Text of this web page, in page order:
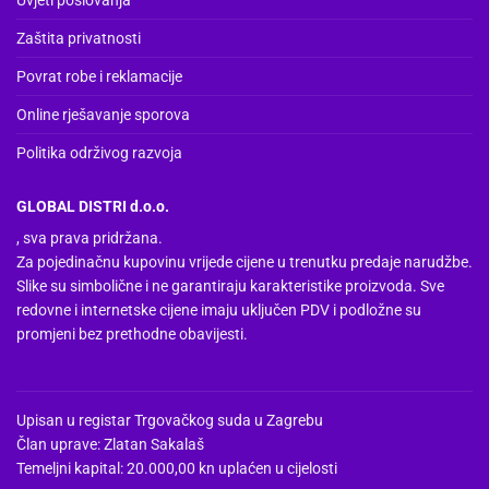
Zaštita privatnosti
Povrat robe i reklamacije
Online rješavanje sporova
Politika održivog razvoja
GLOBAL DISTRI d.o.o.
, sva prava pridržana.
Za pojedinačnu kupovinu vrijede cijene u trenutku predaje narudžbe.
Slike su simbolične i ne garantiraju karakteristike proizvoda. Sve
redovne i internetske cijene imaju uključen PDV i podložne su
promjeni bez prethodne obavijesti.
Upisan u registar Trgovačkog suda u Zagrebu
Član uprave: Zlatan Sakalaš
Temeljni kapital: 20.000,00 kn uplaćen u cijelosti